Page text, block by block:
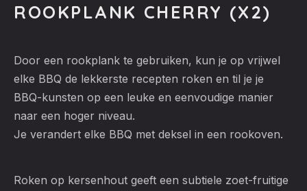
ROOKPLANK CHERRY (X2)
Door een rookplank te gebruiken, kun je op vrijwel
elke BBQ de lekkerste recepten roken en til je je
BBQ-kunsten op een leuke en eenvoudige manier
naar een hoger niveau.
Je verandert elke BBQ met deksel in een rookoven.
Roken op kersenhout geeft een subtiele zoet-fruitige